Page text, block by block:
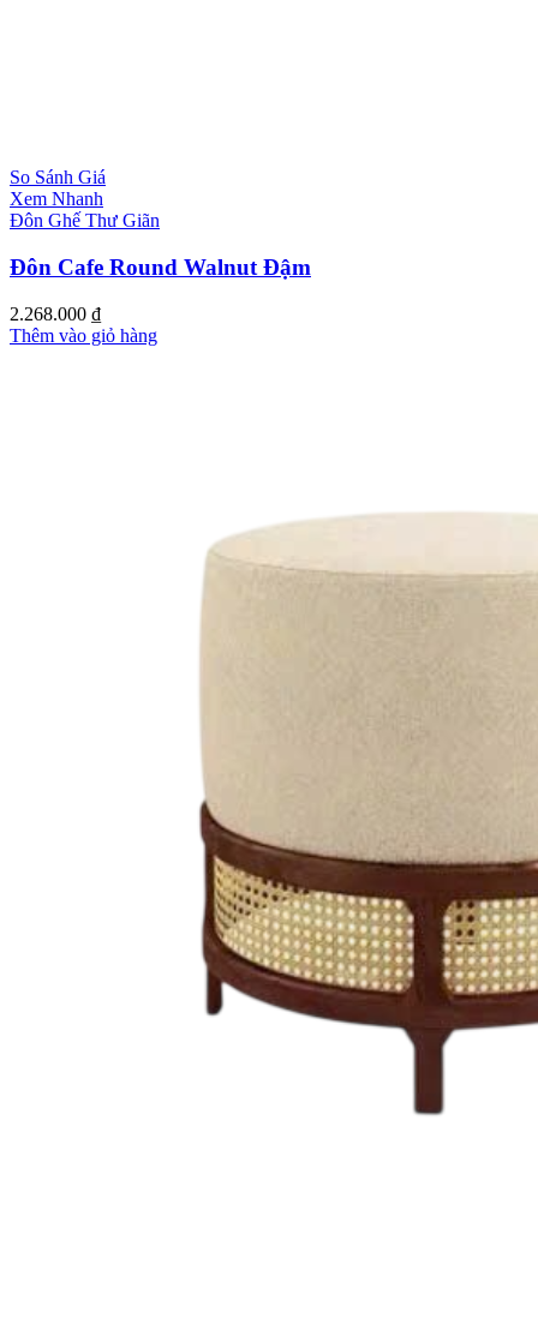
So Sánh Giá
Xem Nhanh
Đôn Ghế Thư Giãn
Đôn Cafe Round Walnut Đậm
2.268.000 ₫
Thêm vào giỏ hàng